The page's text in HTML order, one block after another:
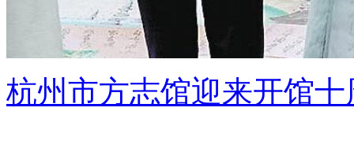
杭州市方志馆迎来开馆十